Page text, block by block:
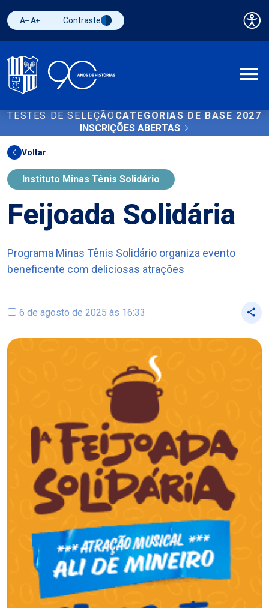
Diminuir fonte
Aumentar fonteAlternar contraste
Contraste
TESTES DE SELEÇÃO CATEGORIAS DE BASE 2027
INSCRIÇÕES ABERTAS
Voltar
Instituto Minas Tênis Solidário
Feijoada Solidária
Programa Minas Tênis Solidário organiza evento
beneficente com deliciosas atrações
6 de agosto de 2025 às 16:33